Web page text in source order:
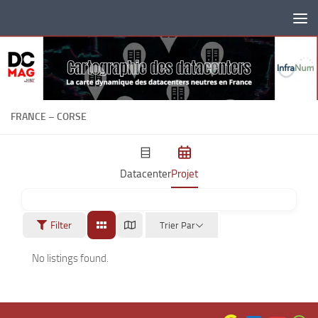
FRANCE – CORSE
DatacenterProjet
Filter Trier Par
No listings found.